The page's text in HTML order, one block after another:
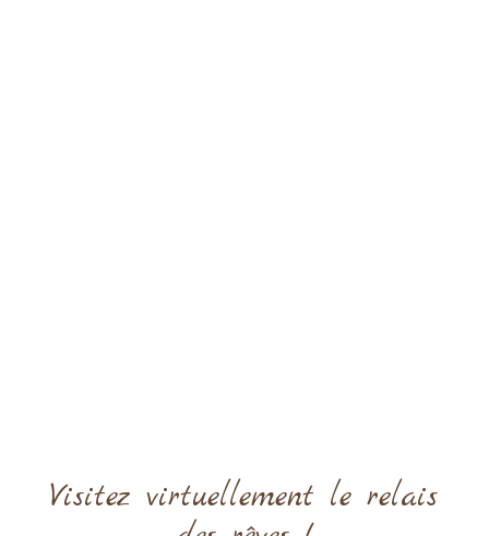
Visitez virtuellement le relais